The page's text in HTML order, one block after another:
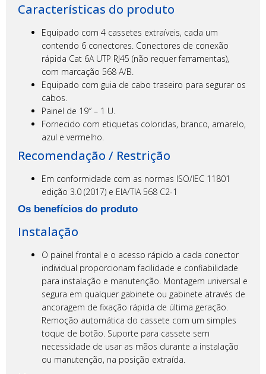
Características do produto
Equipado com 4 cassetes extraíveis, cada um
contendo 6 conectores. Conectores de conexão
rápida Cat 6A UTP RJ45 (não requer ferramentas),
com marcação 568 A/B.
Equipado com guia de cabo traseiro para segurar os
cabos.
Painel de 19″ – 1 U.
Fornecido com etiquetas coloridas, branco, amarelo,
azul e vermelho.
Recomendação / Restrição
Em conformidade com as normas ISO/IEC 11801
edição 3.0 (2017) e EIA/TIA 568 C2-1
Os benefícios do produto
Instalação
O painel frontal e o acesso rápido a cada conector
individual proporcionam facilidade e confiabilidade
para instalação e manutenção. Montagem universal e
segura em qualquer gabinete ou gabinete através de
ancoragem de fixação rápida de última geração.
Remoção automática do cassete com um simples
toque de botão. Suporte para cassete sem
necessidade de usar as mãos durante a instalação
ou manutenção, na posição extraída.